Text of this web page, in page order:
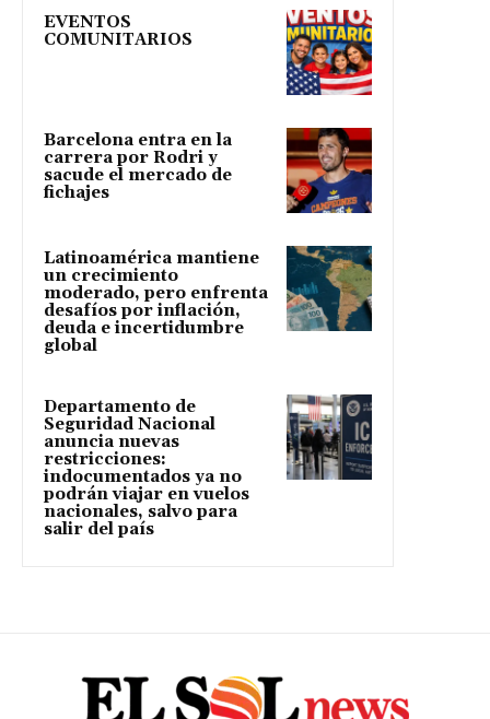
EVENTOS
COMUNITARIOS
Barcelona entra en la
carrera por Rodri y
sacude el mercado de
fichajes
Latinoamérica mantiene
un crecimiento
moderado, pero enfrenta
desafíos por inflación,
deuda e incertidumbre
global
Departamento de
Seguridad Nacional
anuncia nuevas
restricciones:
indocumentados ya no
podrán viajar en vuelos
nacionales, salvo para
salir del país